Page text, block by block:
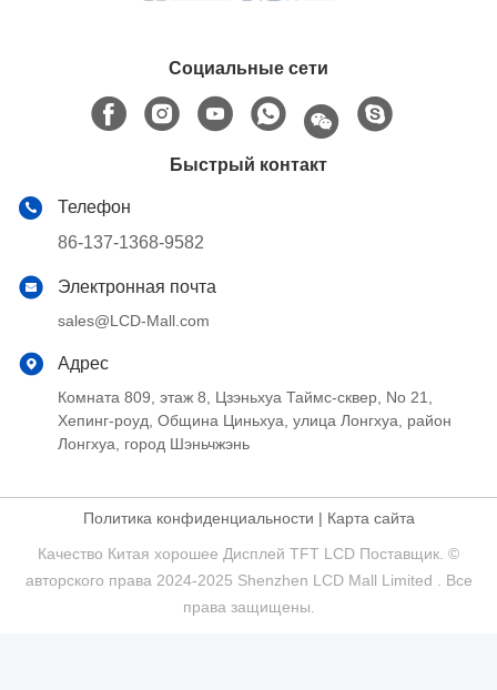
Социальные сети
Быстрый контакт
Телефон
86-137-1368-9582
Электронная почта
sales@LCD-Mall.com
Адрес
Комната 809, этаж 8, Цзэньхуа Таймс-сквер, No 21,
Хепинг-роуд, Община Циньхуа, улица Лонгхуа, район
Лонгхуа, город Шэньчжэнь
Политика конфиденциальности | Карта сайта
Качество Китая хорошее Дисплей TFT LCD Поставщик. ©
авторского права 2024-2025 Shenzhen LCD Mall Limited . Все
права защищены.